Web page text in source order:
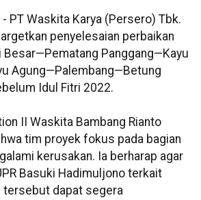
- PT Waskita Karya (Persero) Tbk.
penyelesaian perbaikan
Besar—Pematang Panggang—Kayu
Agung—Palembang—Betung
Idul Fitri 2022.
II Waskita Bambang Rianto
tim proyek fokus pada bagian
kerusakan. Ia berharap agar
Basuki Hadimuljono terkait
tersebut dapat segera